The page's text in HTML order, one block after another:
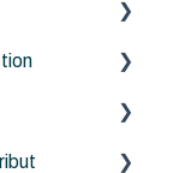
.mod etc.)